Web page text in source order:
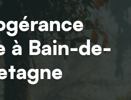
à Bain-de-